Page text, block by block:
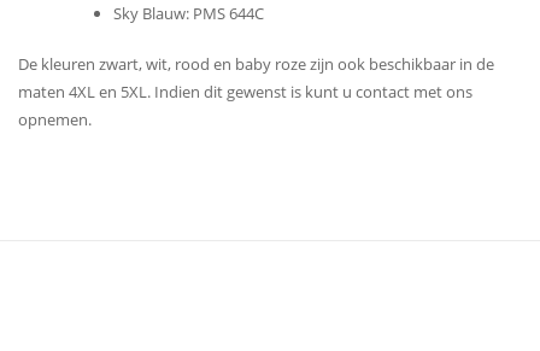
Sky Blauw: PMS 644C
De kleuren zwart, wit, rood en baby roze zijn ook beschikbaar in de
maten 4XL en 5XL. Indien dit gewenst is kunt u contact met ons
opnemen.